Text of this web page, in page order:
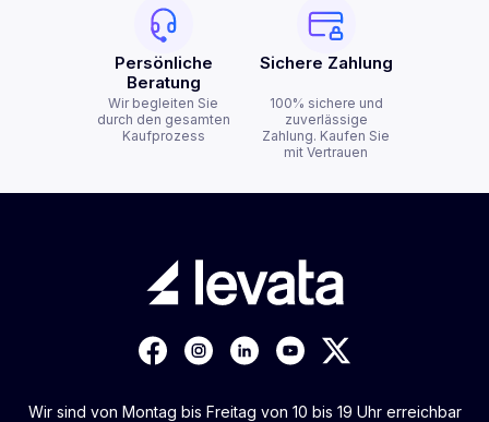
Persönliche
Beratung
Wir begleiten Sie
durch den gesamten
Kaufprozess
Sichere Zahlung
100% sichere und
zuverlässige
Zahlung. Kaufen Sie
mit Vertrauen
Wir sind von Montag bis Freitag von 10 bis 19 Uhr erreichbar